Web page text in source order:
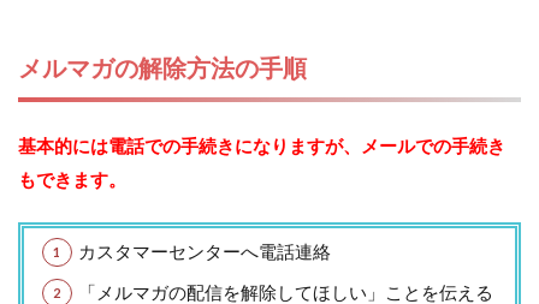
メルマガの解除方法の手順
基本的には電話での手続きになりますが、メールでの手続き
もできます。
カスタマーセンターへ電話連絡
「メルマガの配信を解除してほしい」ことを伝える